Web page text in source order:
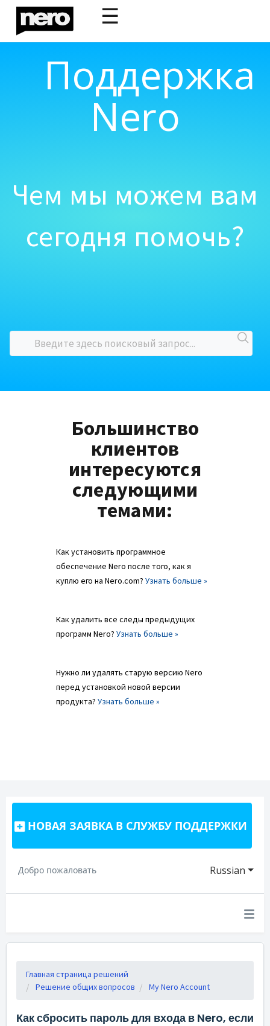
☰
Поддержка
Nero
Чем мы можем вам
сегодня помочь?
Большинство
клиентов
интересуются
следующими
темами:
Как установить программное
обеспечение Nero после того, как я
куплю его на Nero.com? Узнать больше »
Как удалить все следы предыдущих
программ Nero? Узнать больше »
Нужно ли удалять старую версию Nero
перед установкой новой версии
продукта? Узнать больше »
НОВАЯ ЗАЯВКА В СЛУЖБУ ПОДДЕРЖКИ
Russian
Добро пожаловать
Главная страница решений
Решение общих вопросов
My Nero Account
Как сбросить пароль для входа в Nero, если